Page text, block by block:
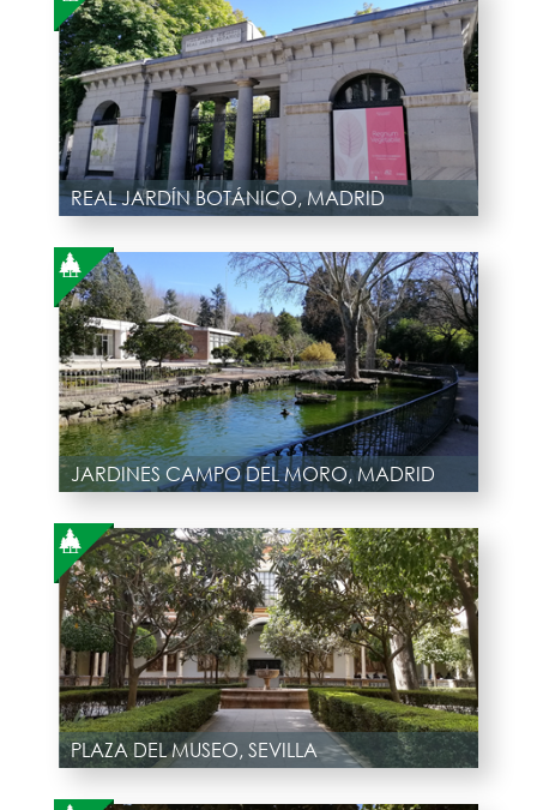
REAL JARDÍN BOTÁNICO, MADRID
JARDINES CAMPO DEL MORO, MADRID
PLAZA DEL MUSEO, SEVILLA